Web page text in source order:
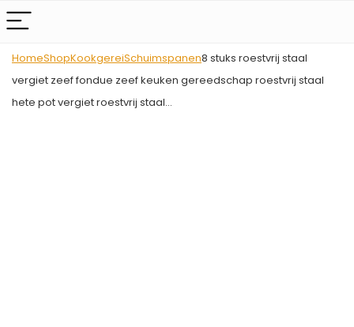
HomeShopKookgereiSchuimspanen8 stuks roestvrij staal
vergiet zeef fondue zeef keuken gereedschap roestvrij staal
hete pot vergiet roestvrij staal…